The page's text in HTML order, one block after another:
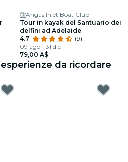
Angas Inlet Boat Club
Tour in kayak del Santuario dei
delfini ad Adelaide
4.7
(9)
09 ago - 31 dic
79,00 A$
da ricordare